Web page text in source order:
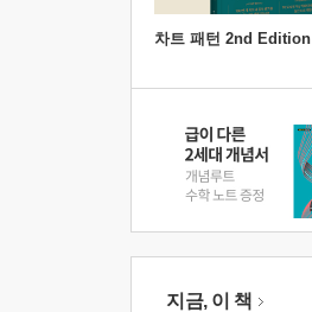
차트 패턴 2nd Edition
지금, 이 책